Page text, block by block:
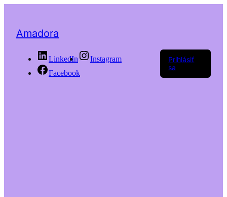
Amadora
LinkedIn
Instagram
Facebook
Prihlásiť
sa